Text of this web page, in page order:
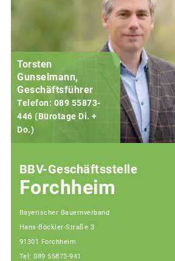
Torsten
Gunselmann,
Geschäftsführer
Telefon: 089 55873-
446 (Bürotage Di. +
Do.)
BBV-Geschäftsstelle
Forchheim
Bayerischer Bauernverband
Hans-Böckler-Straße 3
91301 Forchheim
Tel: 089 55873-941